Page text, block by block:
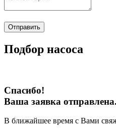
Отправить
Подбор насоса
Спасибо!
Ваша заявка отправлена.
В ближайшее время с Вами